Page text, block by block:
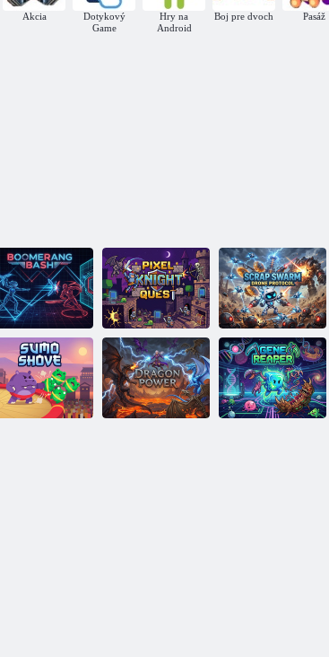
Akcia
Dotykový
Game
Hry na
Android
Boj pre dvoch Pasáž
Úder bumerangu
Pixel Knight
Quest
Scrap Swarm:
Drone Protocol